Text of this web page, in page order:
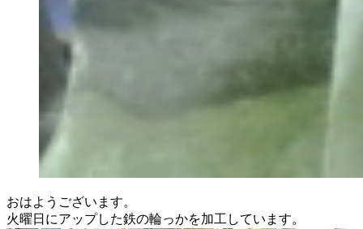
おはようございます。
火曜日にアップした鉄の輪っかを加工しています。